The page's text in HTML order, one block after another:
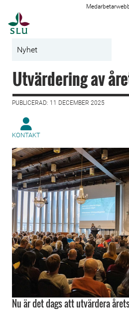
Nyhet
Utvärdering av
PUBLICERAD: 11 DECEMBER 2025
KONTAKT
Nu är det dags att utvärdera